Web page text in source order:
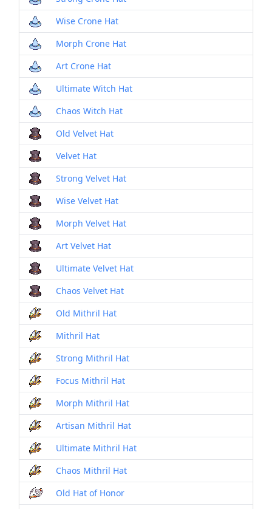
Wise Crone Hat
Morph Crone Hat
Art Crone Hat
Ultimate Witch Hat
Chaos Witch Hat
Old Velvet Hat
Velvet Hat
Strong Velvet Hat
Wise Velvet Hat
Morph Velvet Hat
Art Velvet Hat
Ultimate Velvet Hat
Chaos Velvet Hat
Old Mithril Hat
Mithril Hat
Strong Mithril Hat
Focus Mithril Hat
Morph Mithril Hat
Artisan Mithril Hat
Ultimate Mithril Hat
Chaos Mithril Hat
Old Hat of Honor